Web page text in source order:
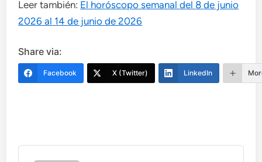
Leer también: El horóscopo semanal del 8 de junio
2026 al 14 de junio de 2026
Share via:
Facebook X (Twitter) LinkedIn